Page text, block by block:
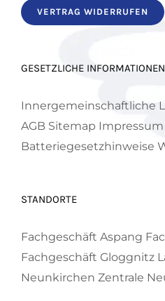
VERTRAG WIDERRUFEN
GESETZLICHE INFORMATIONEN
Innergemeinschaftliche
AGB Sitemap Impressum
Batteriegesetzhinweise
STANDORTE
Fachgeschäft Aspang
Fachgeschäft Gloggnitz
Neunkirchen Zentrale